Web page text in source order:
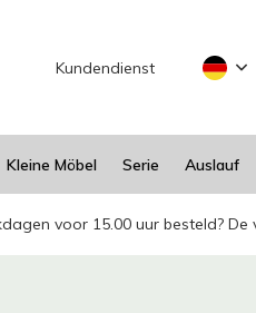
Kundendienst
Kleine Möbel Serie Auslauf
voor 15.00 uur besteld? De